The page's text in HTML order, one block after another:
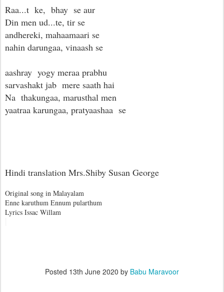
Raa...t ke, bhay se aur
Din men ud...te, tir se
andhereki, mahaamaari se
nahin darungaa, vinaash se
aashray yogy meraa prabhu
sarvashakt jab mere saath hai
Na thakungaa, marusthal men
yaatraa karungaa, pratyaashaa se
Hindi translation Mrs.Shiby Susan George
Original song in Malayalam
Enne karuthum Ennum pularthum
Lyrics Issac Willam
Posted 13th June 2020 by Babu Maravoor